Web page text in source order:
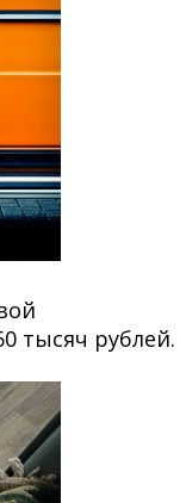
тысяч рублей.